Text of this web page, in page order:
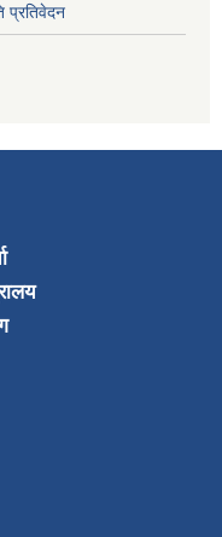
प्रतिवेदन